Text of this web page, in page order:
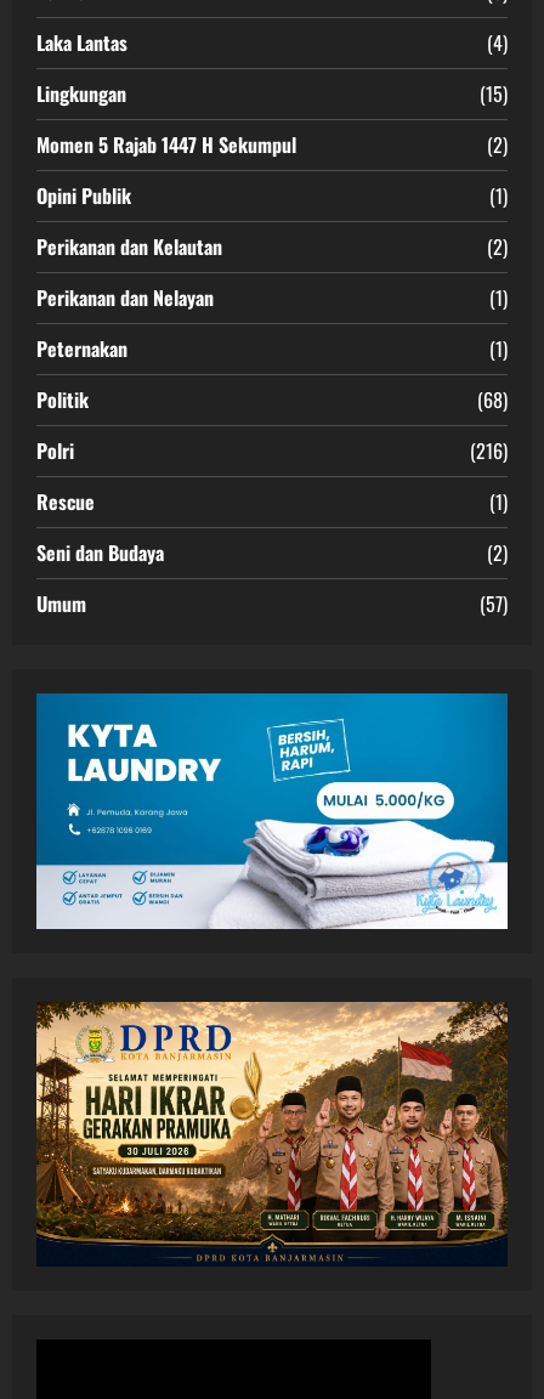
Laka Lantas
(4)
Lingkungan
(15)
Momen 5 Rajab 1447 H Sekumpul
(2)
Opini Publik
(1)
Perikanan dan Kelautan
(2)
Perikanan dan Nelayan
(1)
Peternakan
(1)
Politik
(68)
Polri
(216)
Rescue
(1)
Seni dan Budaya
(2)
Umum
(57)